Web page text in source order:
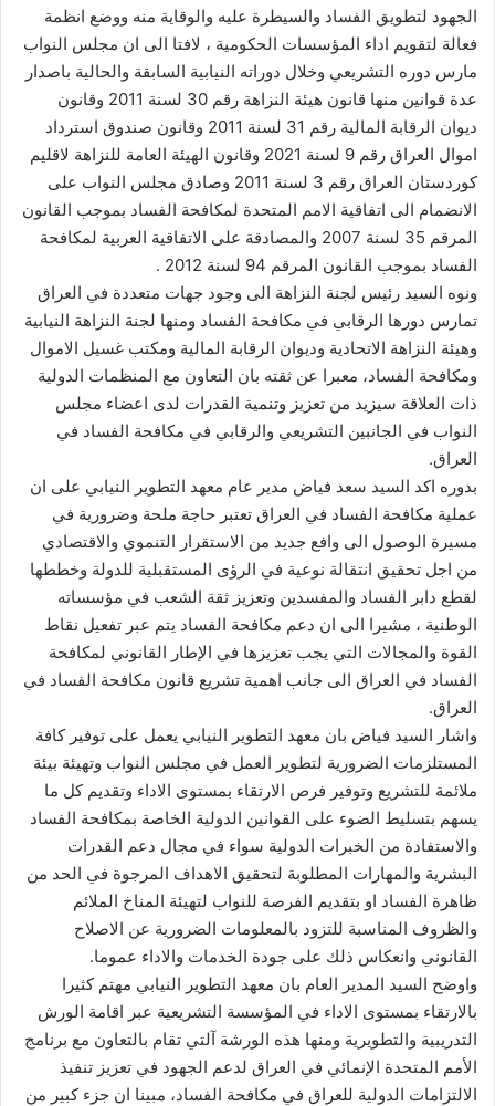
الجهود لتطويق الفساد والسيطرة عليه والوقاية منه ووضع انظمة
فعالة لتقويم اداء المؤسسات الحكومية ، لافتا الى ان مجلس النواب
مارس دوره التشريعي وخلال دوراته النيابية السابقة والحالية باصدار
عدة قوانين منها قانون هيئة النزاهة رقم 30 لسنة 2011 وقانون
ديوان الرقابة المالية رقم 31 لسنة 2011 وقانون صندوق استرداد
اموال العراق رقم 9 لسنة 2021 وقانون الهيئة العامة للنزاهة لاقليم
كوردستان العراق رقم 3 لسنة 2011 وصادق مجلس النواب على
الانضمام الى اتفاقية الامم المتحدة لمكافحة الفساد بموجب القانون
المرقم 35 لسنة 2007 والمصادقة على الاتفاقية العربية لمكافحة
الفساد بموجب القانون المرقم 94 لسنة 2012 .
ونوه السيد رئيس لجنة النزاهة الى وجود جهات متعددة في العراق
تمارس دورها الرقابي في مكافحة الفساد ومنها لجنة النزاهة النيابية
وهيئة النزاهة الاتحادية وديوان الرقابة المالية ومكتب غسيل الاموال
ومكافحة الفساد، معبرا عن ثقته بان التعاون مع المنظمات الدولية
ذات العلاقة سيزيد من تعزيز وتنمية القدرات لدى اعضاء مجلس
النواب في الجانبين التشريعي والرقابي في مكافحة الفساد في
العراق.
بدوره اكد السيد سعد فياض مدير عام معهد التطوير النيابي على ان
عملية مكافحة الفساد في العراق تعتبر حاجة ملحة وضرورية في
مسيرة الوصول الى وافع جديد من الاستقرار التنموي والاقتصادي
من اجل تحقيق انتقالة نوعية في الرؤى المستقبلية للدولة وخططها
لقطع دابر الفساد والمفسدين وتعزيز ثقة الشعب في مؤسساته
الوطنية ، مشيرا الى ان دعم مكافحة الفساد يتم عبر تفعيل نقاط
القوة والمجالات التي يجب تعزيزها في الإطار القانوني لمكافحة
الفساد في العراق الى جانب اهمية تشريع قانون مكافحة الفساد في
العراق.
واشار السيد فياض بان معهد التطوير النيابي يعمل على توفير كافة
المستلزمات الضرورية لتطوير العمل في مجلس النواب وتهيئة بيئة
ملائمة للتشريع وتوفير فرص الارتقاء بمستوى الاداء وتقديم كل ما
يسهم بتسليط الضوء على القوانين الدولية الخاصة بمكافحة الفساد
والاستفادة من الخبرات الدولية سواء في مجال دعم القدرات
البشرية والمهارات المطلوبة لتحقيق الاهداف المرجوة في الحد من
ظاهرة الفساد او بتقديم الفرصة للنواب لتهيئة المناخ الملائم
والظروف المناسبة للتزود بالمعلومات الضرورية عن الاصلاح
القانوني وانعكاس ذلك على جودة الخدمات والاداء عموما.
واوضح السيد المدير العام بان معهد التطوير النيابي مهتم كثيرا
بالارتقاء بمستوى الاداء في المؤسسة التشريعية عبر اقامة الورش
التدريبية والتطويرية ومنها هذه الورشة آلتي تقام بالتعاون مع برنامج
الأمم المتحدة الإنمائي في العراق لدعم الجهود في تعزيز تنفيذ
الالتزامات الدولية للعراق في مكافحة الفساد، مبينا ان جزء كبير من